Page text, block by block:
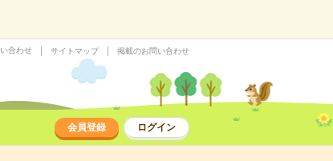
合わせ サイトマップ 掲載のお問い合わせ
会員登録 ログイン